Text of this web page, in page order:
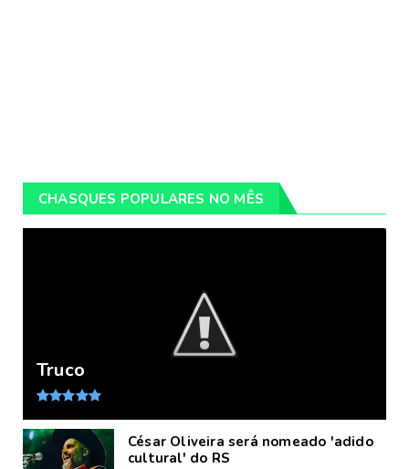
CHASQUES POPULARES NO MÊS
Truco
César Oliveira será nomeado 'adido
cultural' do RS